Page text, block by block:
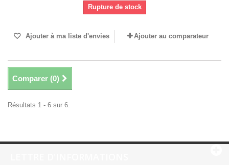
Rupture de stock
Ajouter à ma liste d'envies Ajouter au comparateur
Comparer (0)
Résultats 1 - 6 sur 6.